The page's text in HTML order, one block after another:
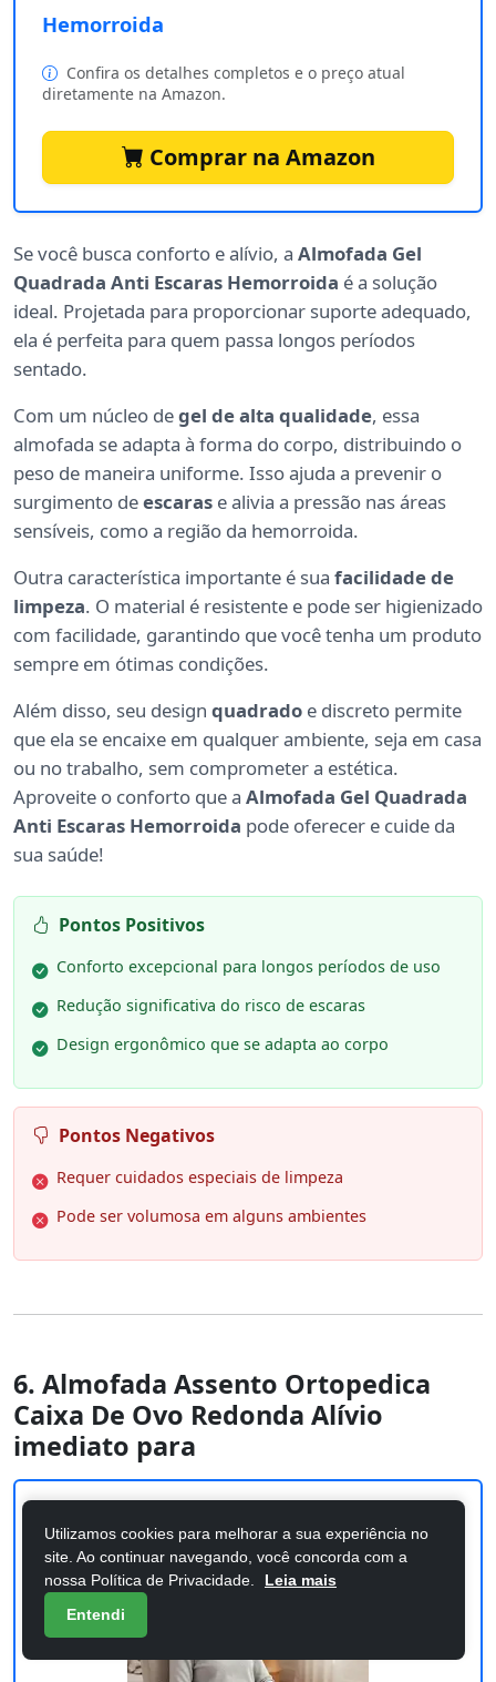
Hemorroida
Confira os detalhes completos e o preço atual
diretamente na Amazon.
Comprar na Amazon
Se você busca conforto e alívio, a Almofada Gel
Quadrada Anti Escaras Hemorroida é a solução
ideal. Projetada para proporcionar suporte adequado,
ela é perfeita para quem passa longos períodos
sentado.
Com um núcleo degel de alta qualidade, essa
almofada se adapta à forma do corpo, distribuindo o
peso de maneira uniforme. Isso ajuda a prevenir o
surgimento deescaras e alivia a pressão nas áreas
sensíveis, como a região da hemorroida.
Outra característica importante é sua facilidade de
limpeza. O material é resistente e pode ser higienizado
com facilidade, garantindo que você tenha um produto
sempre em ótimas condições.
Além disso, seu design quadrado e discreto permite
que ela se encaixe em qualquer ambiente, seja em casa
ou no trabalho, sem comprometer a estética.
Aproveite o conforto que a Almofada Gel Quadrada
Anti Escaras Hemorroida pode oferecer e cuide da
sua saúde!
Pontos Positivos
Conforto excepcional para longos períodos de uso
Redução significativa do risco de escaras
Design ergonômico que se adapta ao corpo
Pontos Negativos
Requer cuidados especiais de limpeza
Pode ser volumosa em alguns ambientes
6. Almofada Assento Ortopedica
Caixa De Ovo Redonda Alívio
imediato para
Utilizamos cookies para melhorar a sua experiência no
site. Ao continuar navegando, você concorda com a
nossa Política de Privacidade.
Leia mais
Entendi